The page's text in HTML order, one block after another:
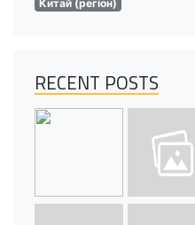
Китай (регіон)
RECENT POSTS